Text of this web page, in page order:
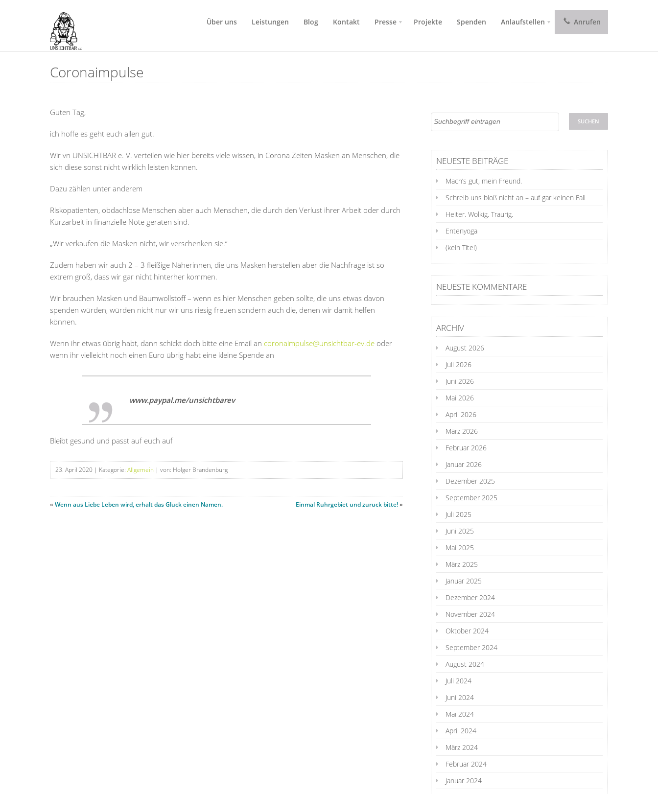
Über uns Leistungen Blog Kontakt Presse Projekte Spenden Anlaufstellen Anrufen
Coronaimpulse
Guten Tag,
ich hoffe es geht euch allen gut.
Wir vn UNSICHTBAR e. V. verteilen wie hier bereits viele wissen, in Corona Zeiten Masken an Menschen, die
sich diese sonst nicht wirklich leisten können.
Dazu zählen unter anderem
Riskopatienten, obdachlose Menschen aber auch Menschen, die durch den Verlust ihrer Arbeit oder durch
Kurzarbeit in finanzielle Nöte geraten sind.
„Wir verkaufen die Masken nicht, wir verschenken sie.“
Zudem haben wir auch 2 – 3 fleißige Näherinnen, die uns Masken herstellen aber die Nachfrage ist so
extrem groß, dass wir gar nicht hinterher kommen.
Wir brauchen Masken und Baumwollstoff – wenn es hier Menschen geben sollte, die uns etwas davon
spenden würden, würden nicht nur wir uns riesig freuen sondern auch die, denen wir damit helfen
können.
Wenn ihr etwas übrig habt, dann schickt doch bitte eine Email an coronaimpulse@unsichtbar-ev.de oder
wenn ihr vielleicht noch einen Euro übrig habt eine kleine Spende an
www.paypal.me/unsichtbarev
Bleibt gesund und passt auf euch auf
23. April 2020 | Kategorie: Allgemein | von: Holger Brandenburg
« Wenn aus Liebe Leben wird, erhält das Glück einen Namen. Einmal Ruhrgebiet und zurück bitte!»
NEUESTE BEITRÄGE
Mach’s gut, mein Freund.
Schreib uns bloß nicht an – auf gar keinen Fall
Heiter. Wolkig. Traurig.
Entenyoga
(kein Titel)
NEUESTE KOMMENTARE
ARCHIV
August 2026
Juli 2026
Juni 2026
Mai 2026
April 2026
März 2026
Februar 2026
Januar 2026
Dezember 2025
September 2025
Juli 2025
Juni 2025
Mai 2025
März 2025
Januar 2025
Dezember 2024
November 2024
Oktober 2024
September 2024
August 2024
Juli 2024
Juni 2024
Mai 2024
April 2024
März 2024
Februar 2024
Januar 2024